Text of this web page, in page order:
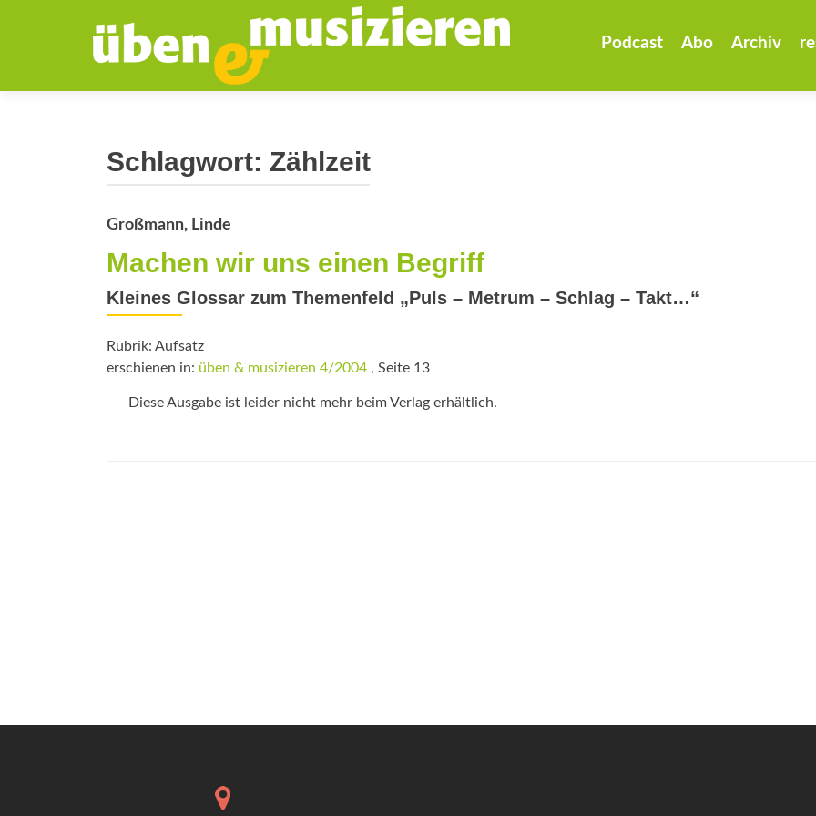
Podcast Abo Archiv
Schlagwort: Zählzeit
Großmann, Linde
Machen wir uns einen Begriff
Kleines Glossar zum Themenfeld „Puls – Metrum – Schlag – Takt…“
Rubrik: Aufsatz
erschienen in: üben & musizieren 4/2004 , Seite 13
Diese Ausgabe ist leider nicht mehr beim Verlag erhältlich.